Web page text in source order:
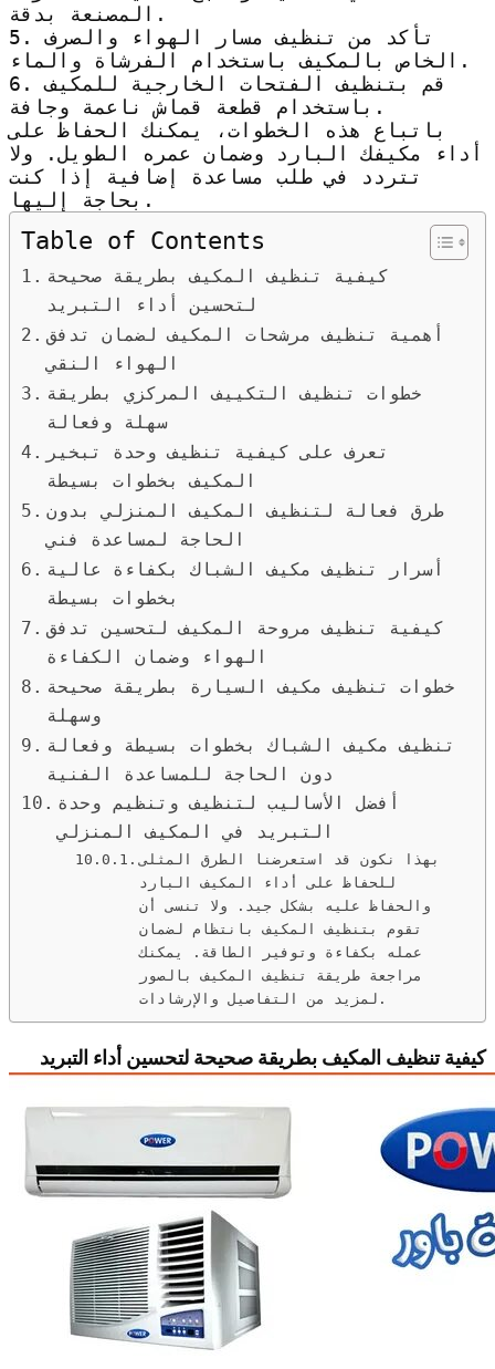
المصنعة بدقة.
5. تأكد من تنظيف مسار الهواء والصرف
الخاص بالمكيف باستخدام الفرشاة والماء.
6. قم بتنظيف الفتحات الخارجية للمكيف
باستخدام قطعة قماش ناعمة وجافة.
باتباع هذه الخطوات، يمكنك الحفاظ على
أداء مكيفك البارد وضمان عمره الطويل. ولا
تتردد في طلب مساعدة إضافية إذا كنت
بحاجة إليها.
Table of Contents
كيفية تنظيف المكيف بطريقة صحيحة
لتحسين أداء التبريد
أهمية تنظيف مرشحات المكيف لضمان تدفق
الهواء النقي
خطوات تنظيف التكييف المركزي بطريقة
سهلة وفعالة
تعرف على كيفية تنظيف وحدة تبخير
المكيف بخطوات بسيطة
طرق فعالة لتنظيف المكيف المنزلي بدون
الحاجة لمساعدة فني
أسرار تنظيف مكيف الشباك بكفاءة عالية
بخطوات بسيطة
كيفية تنظيف مروحة المكيف لتحسين تدفق
الهواء وضمان الكفاءة
خطوات تنظيف مكيف السيارة بطريقة صحيحة
وسهلة
تنظيف مكيف الشباك بخطوات بسيطة وفعالة
دون الحاجة للمساعدة الفنية
أفضل الأساليب لتنظيف وتنظيم وحدة
التبريد في المكيف المنزلي
بهذا نكون قد استعرضنا الطرق المثلى
للحفاظ على أداء المكيف البارد
والحفاظ عليه بشكل جيد. ولا تنسى أن
تقوم بتنظيف المكيف بانتظام لضمان
عمله بكفاءة وتوفير الطاقة. يمكنك
مراجعة طريقة تنظيف المكيف بالصور
لمزيد من التفاصيل والإرشادات.
كيفية تنظيف المكيف بطريقة صحيحة لتحسين أداء التبريد